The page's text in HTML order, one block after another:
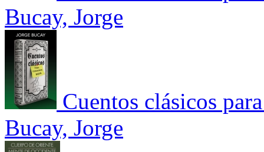
Bucay, Jorge
Cuentos clásicos
Bucay, Jorge